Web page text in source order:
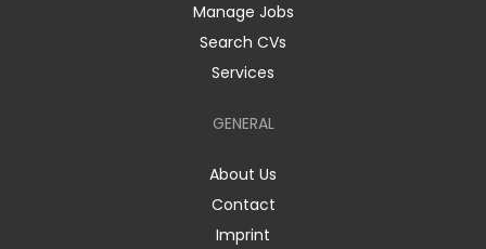
Manage Jobs
Search CVs
Services
GENERAL
About Us
Contact
Imprint